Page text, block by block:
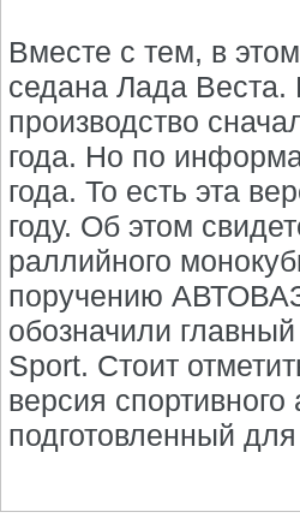
Вместе с тем, в
седана Лада Веста.
производство
года. Но по
года. То есть эта
году. Об этом
раллийного
поручению
обозначили
Sport. Стоит
версия
подготовленный